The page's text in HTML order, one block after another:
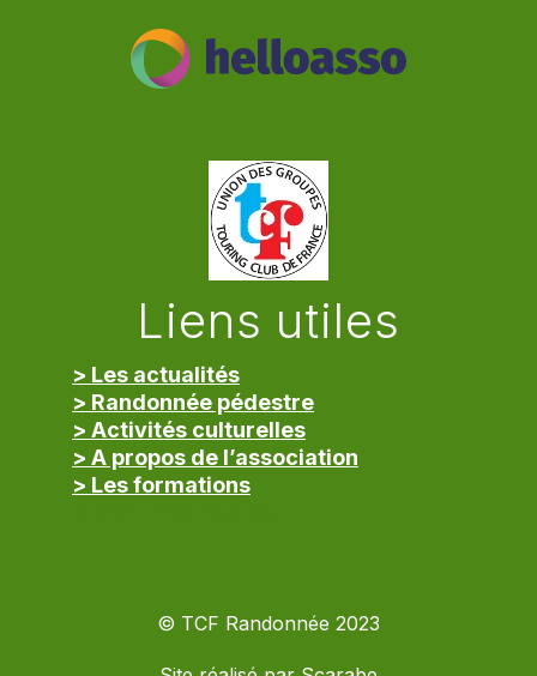
Liens utiles
> Les actualités
> Randonnée pédestre
> Activités culturelles
> A propos de l’association
> Les formations
© TCF Randonnée 2023